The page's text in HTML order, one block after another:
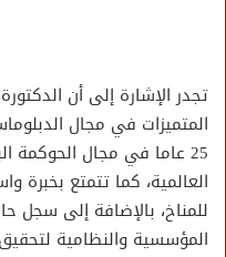
تجدر الإشارة إلى أن
المتميزات في مجال
25 عاما في مجال الحوكمة
العالمية، كما تتمتع بخبرة
للمناخ، بالإضافة إلى سجل
المؤسسية والنظامية